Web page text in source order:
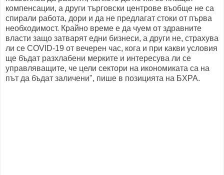
компенсации, а други търговски центрове въобще не са
спирали работа, дори и да не предлагат стоки от първа
необходимост. Крайно време е да чуем от здравните
власти защо затварят едни бизнеси, а други не, страхува
ли се COVID-19 от вечерен час, кога и при какви условия
ще бъдат разхлабени мерките и интересува ли се
управляващите, че цели сектори на икономиката са на
път да бъдат заличени", пише в позицията на БХРА.